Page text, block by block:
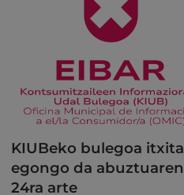
KIUBeko bulegoa itxita
egongo da abuztuaren
24ra arte